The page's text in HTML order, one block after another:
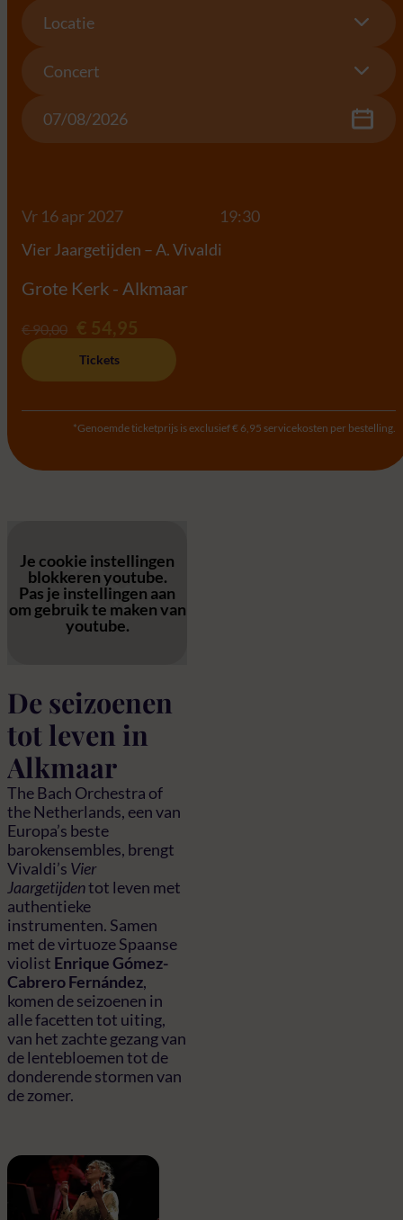
Locatie
Concert
Vr 16 apr 2027
19:30
Vier Jaargetijden – A. Vivaldi
Grote Kerk - Alkmaar
€ 90,00 € 54,95
Tickets
*Genoemde ticketprijs is exclusief € 6,95 servicekosten per bestelling.
De seizoenen
tot leven in
Alkmaar
The Bach Orchestra of
the Netherlands, een van
Europa’s beste
barokensembles, brengt
Vivaldi’s Vier
Jaargetijdentot leven met
authentieke
instrumenten. Samen
met de virtuoze Spaanse
violist Enrique Gómez-
Cabrero Fernández,
komen de seizoenen in
alle facetten tot uiting,
van het zachte gezang van
de lentebloemen tot de
donderende stormen van
de zomer.
Je cookie instellingen
blokkeren youtube.
Pas je instellingen aan
om gebruik te maken van
youtube.